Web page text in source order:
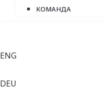
КОМАНДА
ENG
DEU